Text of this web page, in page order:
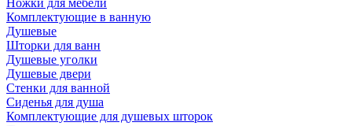
Ножки для мебели
Комплектующие в ванную
Душевые
Шторки для ванн
Душевые уголки
Душевые двери
Стенки для ванной
Сиденья для душа
Комплектующие для душевых шторок